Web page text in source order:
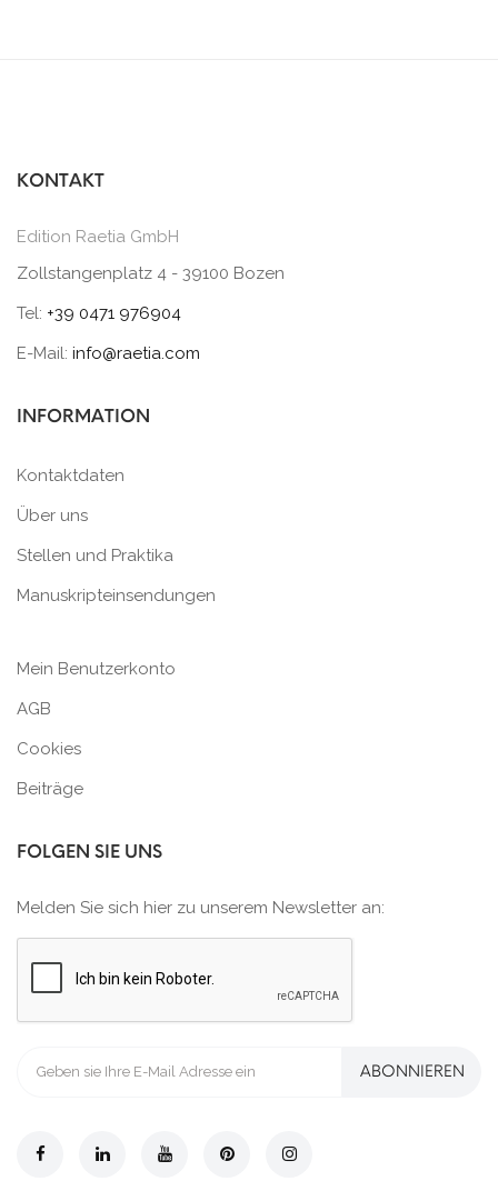
KONTAKT
Edition Raetia GmbH
Zollstangenplatz 4 - 39100 Bozen
Tel: +39 0471 976904
E-Mail: info@raetia.com
INFORMATION
Kontaktdaten
Über uns
Stellen und Praktika
Manuskripteinsendungen
Mein Benutzerkonto
AGB
Cookies
Beiträge
FOLGEN SIE UNS
Melden Sie sich hier zu unserem Newsletter an:
ABONNIEREN